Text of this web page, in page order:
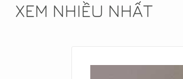
XEM NHIỀU NHẤT